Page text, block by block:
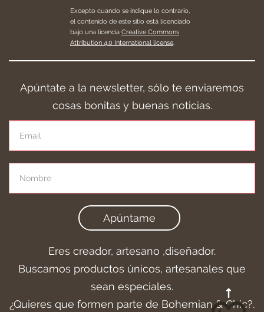
Excepto cuando se indique lo contrario,
el contenido de este sitio está licenciado
bajo una licencia Creative Commons
Attribution 4.0 International license.
Apúntate a la newsletter, sólo te enviaremos
cosas bonitas y buenas noticias.
Apúntame
Eres creador, artesano ,diseñador.
Buscamos productos únicos, artesanales que
sean especiales.
¿Quieres que formen parte de Bohemian & Chic?.